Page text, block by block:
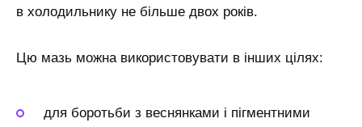
в холодильнику не більше двох років.
Цю мазь можна використовувати в інших цілях:
для боротьби з веснянками і пігментними